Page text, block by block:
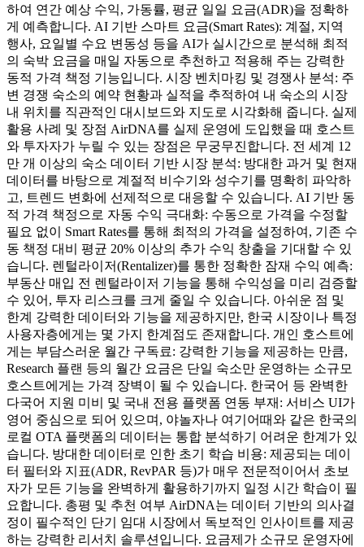
하여 연간 예상 수익, 가동률, 평균 일일 요금(ADR)을 정확하
게 예측합니다. AI 기반 스마트 요금(Smart Rates): 계절, 지역
행사, 요일별 수요 변동성 등을 AI가 실시간으로 분석해 최적
의 숙박 요금을 매일 자동으로 추천하고 적용해 주는 강력한
동적 가격 책정 기능입니다. 시장 벤치마킹 및 경쟁사 분석: 주
변 경쟁 숙소의 예약 현황과 실적을 추적하여 내 숙소의 시장
내 위치를 직관적인 대시보드와 지도로 시각화해 줍니다. 실제
활용 사례 및 장점 AirDNA를 실제 운영에 도입했을 때 호스트
와 투자자가 누릴 수 있는 장점은 무궁무진합니다. 전 세계 12
만 개 이상의 숙소 데이터 기반 시장 분석: 방대한 과거 및 현재
데이터를 바탕으로 계절적 비수기와 성수기를 명확히 파악하
고, 트렌드 변화에 선제적으로 대응할 수 있습니다. AI 기반 동
적 가격 책정으로 자동 수익 극대화: 수동으로 가격을 수정할
필요 없이 Smart Rates를 통해 최적의 가격을 설정하여, 기존 수
동 책정 대비 평균 20% 이상의 추가 수익 창출을 기대할 수 있
습니다. 렌털라이저(Rentalizer)를 통한 정확한 잠재 수익 예측:
부동산 매입 전 렌털라이저 기능을 통해 수익성을 미리 검증할
수 있어, 투자 리스크를 크게 줄일 수 있습니다. 아쉬운 점 및
한계 강력한 데이터와 기능을 제공하지만, 한국 시장이나 특정
사용자층에게는 몇 가지 한계점도 존재합니다. 개인 호스트에
게는 부담스러운 월간 구독료: 강력한 기능을 제공하는 만큼,
Research 플랜 등의 월간 요금은 단일 숙소만 운영하는 소규모
호스트에게는 가격 장벽이 될 수 있습니다. 한국어 등 완벽한
다국어 지원 미비 및 국내 전용 플랫폼 연동 부재: 서비스 UI가
영어 중심으로 되어 있으며, 야놀자나 여기어때와 같은 한국의
로컬 OTA 플랫폼의 데이터는 통합 분석하기 어려운 한계가 있
습니다. 방대한 데이터로 인한 초기 학습 비용: 제공되는 데이
터 필터와 지표(ADR, RevPAR 등)가 매우 전문적이어서 초보
자가 모든 기능을 완벽하게 활용하기까지 일정 시간 학습이 필
요합니다. 총평 및 추천 여부 AirDNA는 데이터 기반의 의사결
정이 필수적인 단기 임대 시장에서 독보적인 인사이트를 제공
하는 강력한 리서치 솔루션입니다. 요금제가 소규모 운영자에